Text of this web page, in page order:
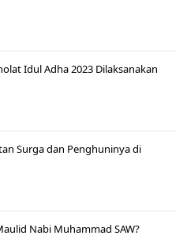
Idul Adha 2023 Dilaksanakan
Surga dan Penghuninya di
Nabi Muhammad SAW?